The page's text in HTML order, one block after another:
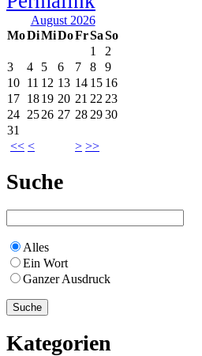
August 2026
MoDiMiDoFrSaSo
<< < > >>
1
2
3
4 5 6 7 8
9
10 11 12 13 14 15 16
17 1819 20 21 22 23
24 2526 27 28 2930
31
Suche
Alles
Ein Wort
Ganzer Ausdruck
Kategorien